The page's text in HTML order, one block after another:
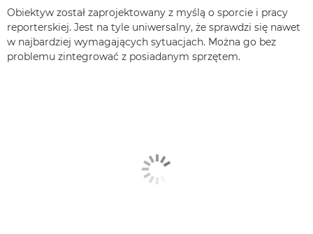
Obiektyw został zaprojektowany z myślą o sporcie i pracy
reporterskiej. Jest na tyle uniwersalny, że sprawdzi się nawet
w najbardziej wymagających sytuacjach. Można go bez
problemu zintegrować z posiadanym sprzętem.